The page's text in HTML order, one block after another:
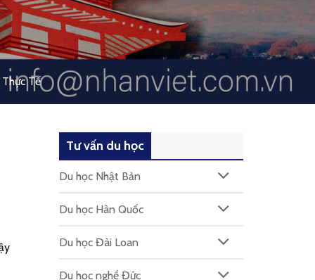
Tế
Tư vấn du học
Du học Nhật Bản
Du học Hàn Quốc
Du học Đài Loan
Du học nghề Đức